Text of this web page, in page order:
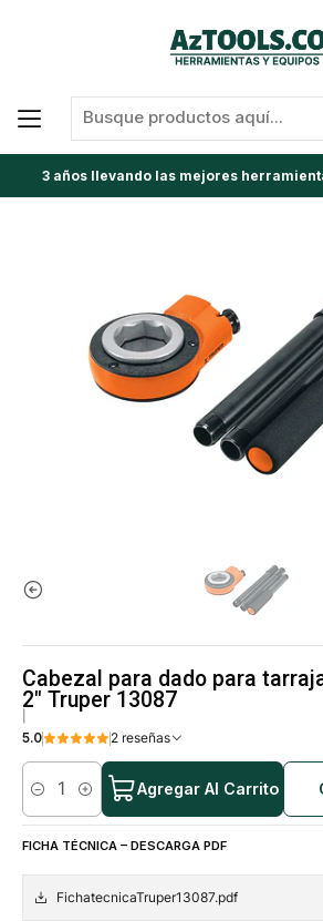
3 años llevando las mejores
Cabezal para dado para
2" Truper 13087
5.0
2 reseñas
Cantidad
Agregar Al Carrito
FICHA TÉCNICA – DESCARGA PDF
FichatecnicaTruper13087.pdf